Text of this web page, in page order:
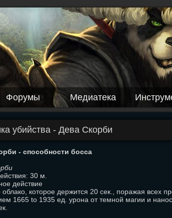
Форумы Медиатека
убийства - Дева Скорби
- способности босса
30 м.
действие
облако, которое держится 20 сек., поражая всех
1665 to 1935 ед. урона от темной магии и